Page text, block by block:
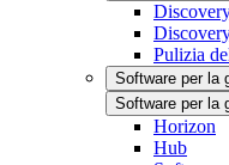
Pulizia
Software per la
Software per la
Horizon
Hub